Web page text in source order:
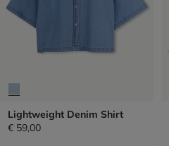
Lightweight Denim Shirt
€ 59,00